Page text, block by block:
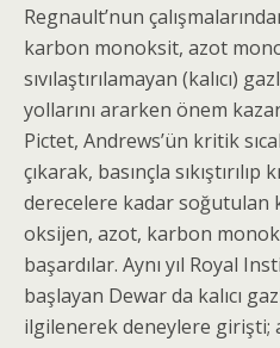
Regnault’nun
karbon monoksit, azot
sıvılaştırılamayan (kalıcı)
yollarını ararken önem
Pictet, Andrews’ün kritik
çıkarak, basınçla sıkıştırılıp
derecelere kadar soğutulan
oksijen, azot, karbon
başardılar. Aynı yıl Royal
başlayan Dewar da kalıcı
ilgilenerek deneylere girişti;